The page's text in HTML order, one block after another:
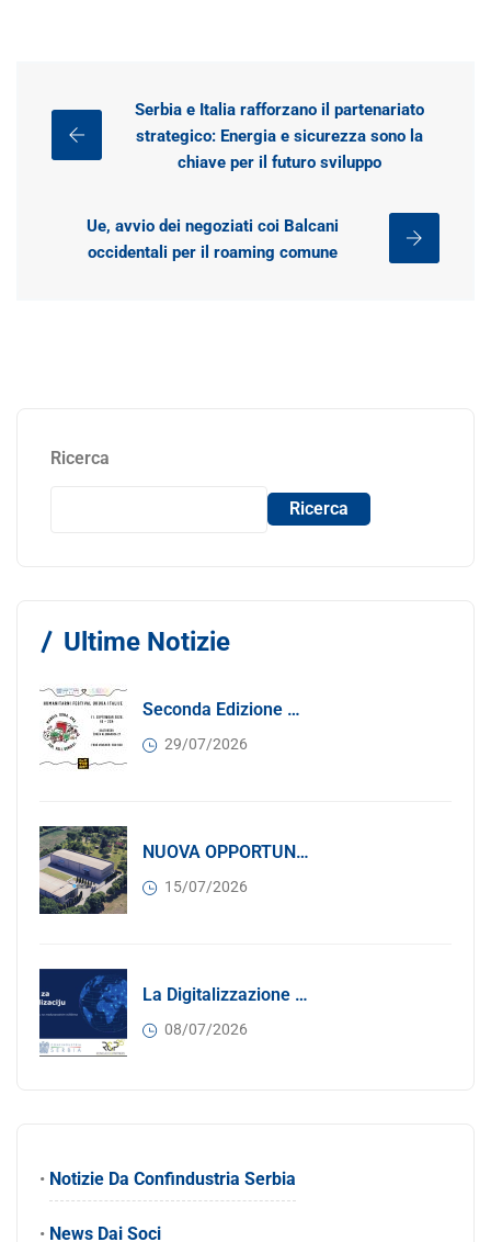
Serbia e Italia rafforzano il partenariato
strategico: Energia e sicurezza sono la
chiave per il futuro sviluppo
Ue, avvio dei negoziati coi Balcani
occidentali per il roaming comune
Ricerca
Ricerca
Ultime Notizie
Seconda Edizione Di MANGIA. DONA. AMA: Quando La Gastronomia Incontra La Solidarietà, 11 Settembre 2026
29/07/2026
NUOVA OPPORTUNITÀ DI BUSINESS PER I SOCI DI CONFINDUSTRIA SERBIA: Affitasi Un Moderno Capannone Industriale A Pančevo – 1.200 M² Nella Zona Industriale
15/07/2026
La Digitalizzazione Come Motore Dell’internazionalizzazione
08/07/2026
• Notizie Da Confindustria Serbia
• News Dai Soci